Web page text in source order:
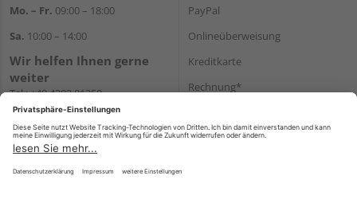
Mo. – Fr. 09:00 – 18:00
Sa. 10:00 – 14:00
Wir helfen Ihnen gerne
weiter
Tel.:+49 4203 81350
E-Mail:shop@holz-
koehrmann.de
PayPal
Onlineüberweisung
Kreditkarte
Rechnung*
Versand